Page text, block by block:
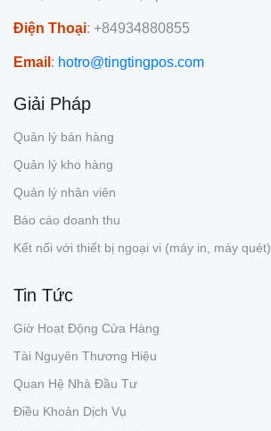
Điện Thoại: +84934880855
Email : hotro@tingtingpos.com
Giải Pháp
Quản lý bán hàng
Quản lý kho hàng
Quản lý nhân viên
Báo cáo doanh thu
Kết nối với thiết bị ngoại vi (máy in, máy quét)
Tin Tức
Giờ Hoạt Động Cửa Hàng
Tài Nguyên Thương Hiệu
Quan Hệ Nhà Đầu Tư
Điều Khoản Dịch Vụ